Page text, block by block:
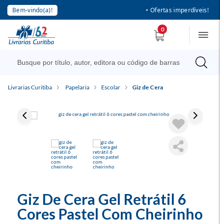
Bem-vindo(a)! • Ofertas imperdíveis!
0
Livrarias Curitiba Papelaria Escolar Giz de Cera
Giz De Cera Gel Retrátil 6
Cores Pastel Com Cheirinho